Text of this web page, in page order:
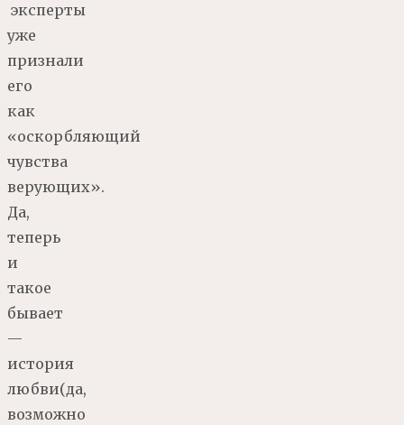
эксперты
уже
признали
его
как
«оскорбляющий
чувства
верующих».
Да,
теперь
и
такое
бывает
—
история
любви(да,
возможно